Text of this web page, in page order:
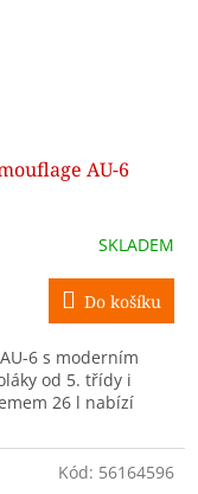
AU-6
SKLADEM
Do košíku
6 s moderním
od 5. třídy i
26 l nabízí
Kód: 56164596